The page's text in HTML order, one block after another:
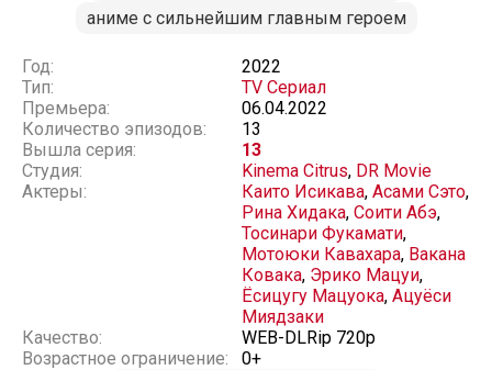
аниме с сильнейшим главным героем
Год:
2022
Тип:
TV Сериал
Премьера:
06.04.2022
Количество эпизодов:
13
Вышла серия:
13
Студия:
Kinema Citrus, DR Movie
Актеры:
Каито Исикава, Асами Сэто,
Рина Хидака, Соити Абэ,
Тосинари Фукамати,
Мотоюки Кавахара, Вакана
Ковака, Эрико Мацуи,
Ёсицугу Мацуока, Ацуёси
Миядзаки
Качество:
WEB-DLRip 720p
Возрастное ограничение:
0+